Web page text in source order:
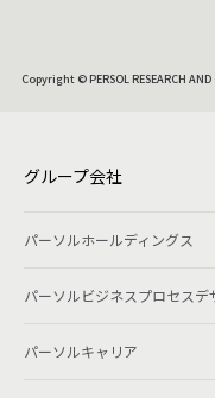
Copyright © PERSOL RESEARCH
グループ会社
パーソルホールディングス
パーソルビジネスプロセスデ
パーソルキャリア